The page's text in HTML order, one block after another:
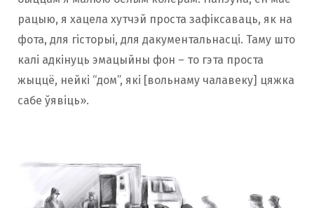
рацыю, я хацела хутчэй проста зафіксаваць, як на
фота, для гісторыі, для дакументальнасці. Таму што
калі адкінуць эмацыйны фон – то гэта проста
жыццё, нейкі “дом”, які [вольнаму чалавеку] цяжка
сабе ўявіць».